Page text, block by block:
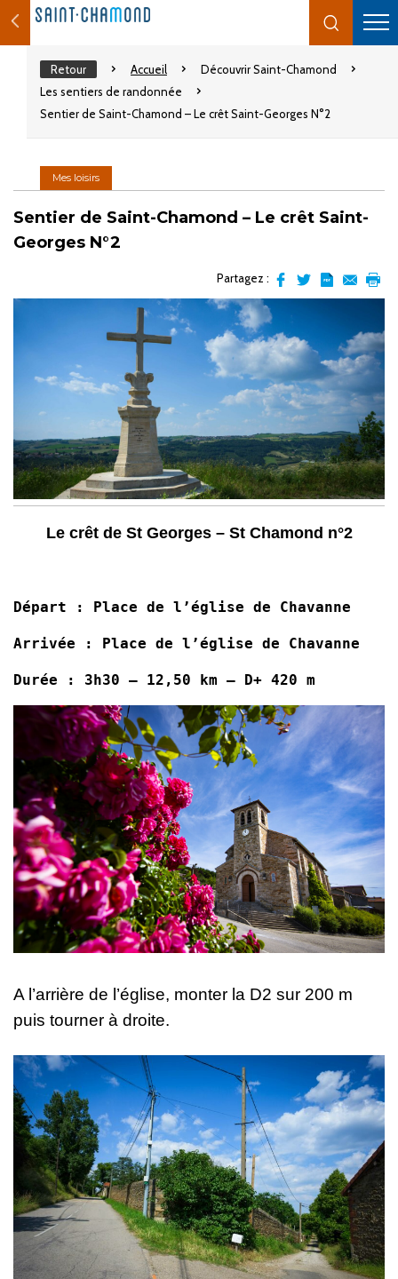
Retour Accueil
Découvrir Saint-Chamond
Les sentiers de randonnée
Sentier de Saint-Chamond – Le crêt Saint-Georges N°2
Mes loisirs
Sentier de Saint-Chamond – Le crêt Saint-
Georges N°2
Partagez :
facebook
pdf
email
Le crêt de St Georges – St Chamond n°2
Départ : Place de l’église de Chavanne
Arrivée : Place de l’église de Chavanne
Durée : 3h30 – 12,50 km – D+ 420 m
A l’arrière de l’église, monter la D2 sur 200 m
puis tourner à droite.